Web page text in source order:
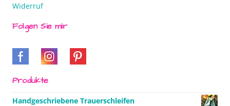
Widerruf
Folgen Sie mir
Produkte
Handgeschriebene Trauerschleifen